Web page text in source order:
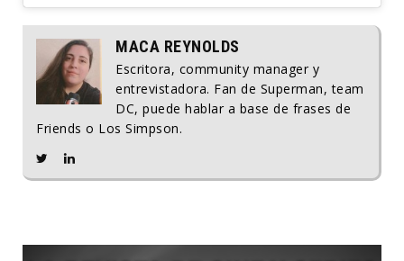
MACA REYNOLDS
Escritora, community manager y
entrevistadora. Fan de Superman, team
DC, puede hablar a base de frases de
Friends o Los Simpson.